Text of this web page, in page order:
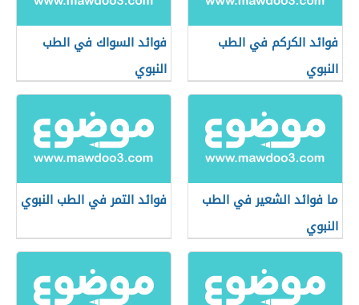
فوائد الكركم في الطب
النبوي
فوائد السواك في الطب
النبوي
ما فوائد الشعير في الطب
النبوي
فوائد التمر في الطب النبوي